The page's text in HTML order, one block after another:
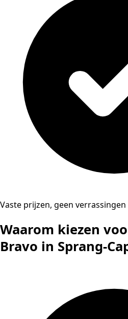
Vaste prijzen, geen verrassingen
Waarom kiezen
Bravo in Sprang-